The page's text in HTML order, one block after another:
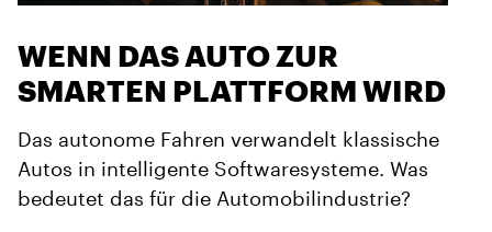
WENN DAS AUTO ZUR
SMARTEN PLATTFORM WIRD
Das autonome Fahren verwandelt klassische
Autos in intelligente Softwaresysteme. Was
bedeutet das für die Automobilindustrie?